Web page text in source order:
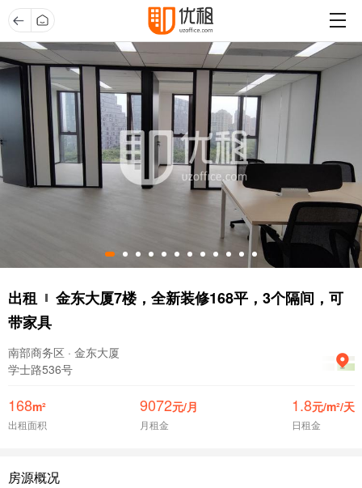
出租
金东大厦7楼，全新装修168平，3个隔间，可
带家具
南部商务区 · 金东大厦
学士路536号
168m²
出租面积
9072元/月
月租金
1.8元/m²/天
日租金
房源概况